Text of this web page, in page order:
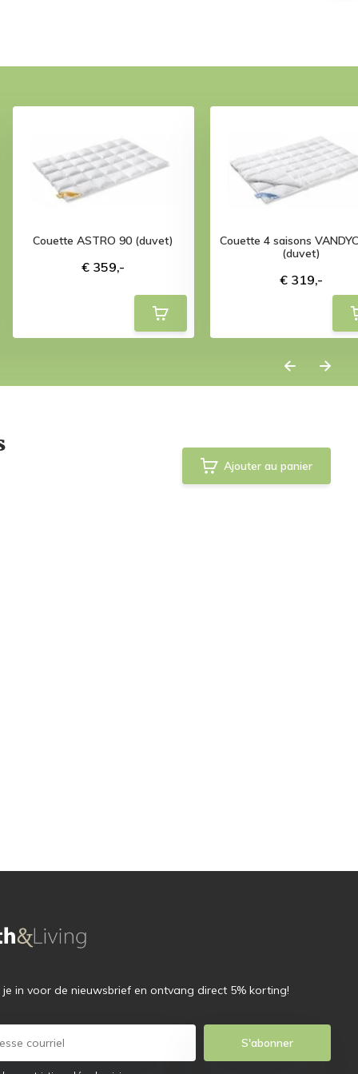
Couette ASTRO 90 (duvet)
€ 359,-
Couette 4 saisons
(duvet)
€ 319,-
Ajouter au panier
je in voor de nieuwsbrief en ontvang direct 5% korting!
S'abonner